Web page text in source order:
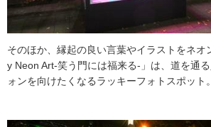
そのほか、縁起の良い言葉やイラストをネオ
y Neon Art-笑う門には福来る-」は、道を通
ォンを向けたくなるラッキーフォトスポット。